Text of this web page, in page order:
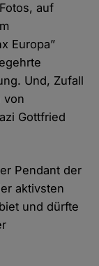
auf
Europa”
Und, Zufall
von
Gottfried
Pendant der
aktivsten
und dürfte